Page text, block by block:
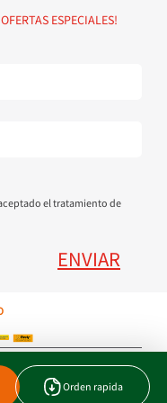
Orden rapida
ESPECIALES!
el tratamiento de
ENVIAR
Util.com.co.